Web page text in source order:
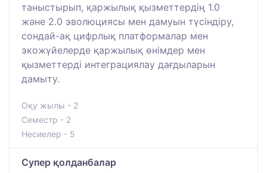
таныстырып, қаржылық қызметтердің 1.0
және 2.0 эволюциясы мен дамуын түсіндіру,
сондай-ақ цифрлық платформалар мен
экожүйелерде қаржылық өнімдер мен
қызметтерді интеграциялау дағдыларын
дамыту.
Оқу жылы - 2
Семестр - 2
Несиелер - 5
Супер қолданбалар